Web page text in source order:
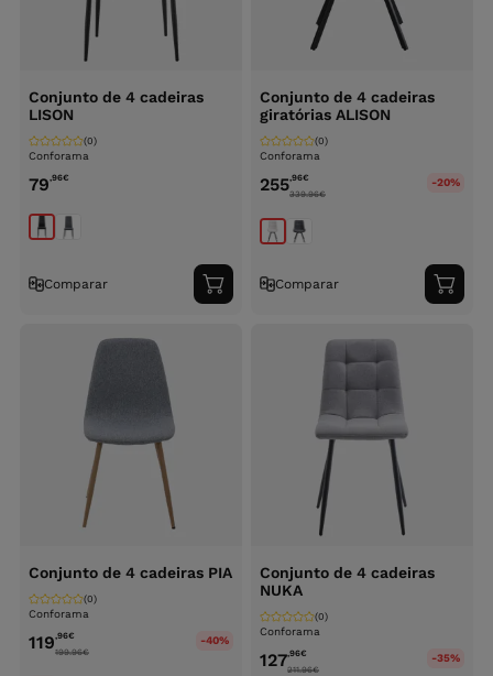
Conjunto de 4 cadeiras
LISON
Conforama
(0)
79,96€
Comparar
Adicionar
ao
Conjunto de 4 cadeiras
giratórias ALISON
Conforama
(0)
255,96€
339.96€
-20%
Comparar
ao
Conjunto de 4 cadeiras PIA
Conforama
(0)
119,96€
199.96€
-40%
Conjunto de 4 cadeiras
NUKA
Conforama
(0)
127,96€
211.96€
-35%